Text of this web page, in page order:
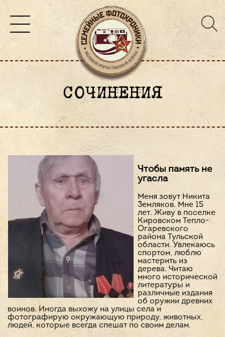
СОЧИНЕНИЯ
Чтобы память не
угасла
Меня зовут Никита
Земляков. Мне 15
лет. Живу в поселке
Кировском Тепло-
Огаревского
района Тульской
области. Увлекаюсь
спортом, люблю
мастерить из
дерева. Читаю
много исторической
литературы и
различные издания
об оружии древних
воинов. Иногда выхожу на улицы села и
фотографирую окружающую природу, животных,
людей, которые всегда спешат по своим делам.